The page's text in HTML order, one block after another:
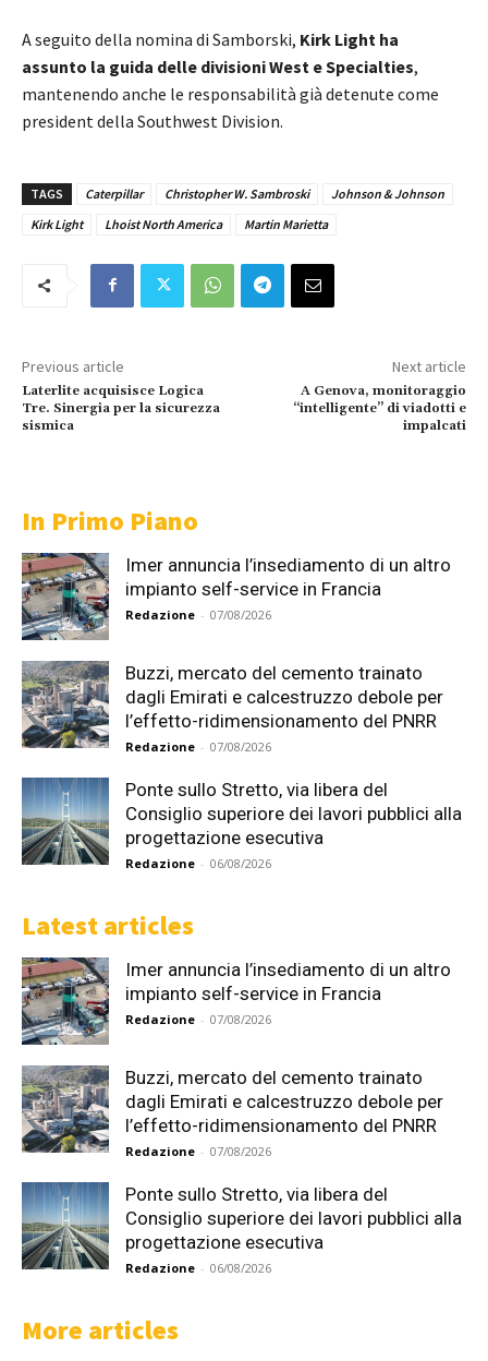
A seguito della nomina di Samborski, Kirk Light ha
assunto la guida delle divisioni West e Specialties,
mantenendo anche le responsabilità già detenute come
president della Southwest Division.
TAGS Caterpillar Christopher W. Sambroski
Johnson & Johnson
Kirk Light
Lhoist North America Martin Marietta
Previous article
Laterlite acquisisce Logica
Tre. Sinergia per la sicurezza
sismica
Next article
A Genova, monitoraggio
“intelligente” di viadotti e
impalcati
In Primo Piano
Imer annuncia l’insediamento di un altro
impianto self-service in Francia
Redazione - 07/08/2026
Buzzi, mercato del cemento trainato
dagli Emirati e calcestruzzo debole per
l’effetto-ridimensionamento del PNRR
Redazione - 07/08/2026
Ponte sullo Stretto, via libera del
Consiglio superiore dei lavori pubblici alla
progettazione esecutiva
Redazione - 06/08/2026
Latest articles
Imer annuncia l’insediamento di un altro
impianto self-service in Francia
Redazione - 07/08/2026
Buzzi, mercato del cemento trainato
dagli Emirati e calcestruzzo debole per
l’effetto-ridimensionamento del PNRR
Redazione - 07/08/2026
Ponte sullo Stretto, via libera del
Consiglio superiore dei lavori pubblici alla
progettazione esecutiva
Redazione - 06/08/2026
More articles